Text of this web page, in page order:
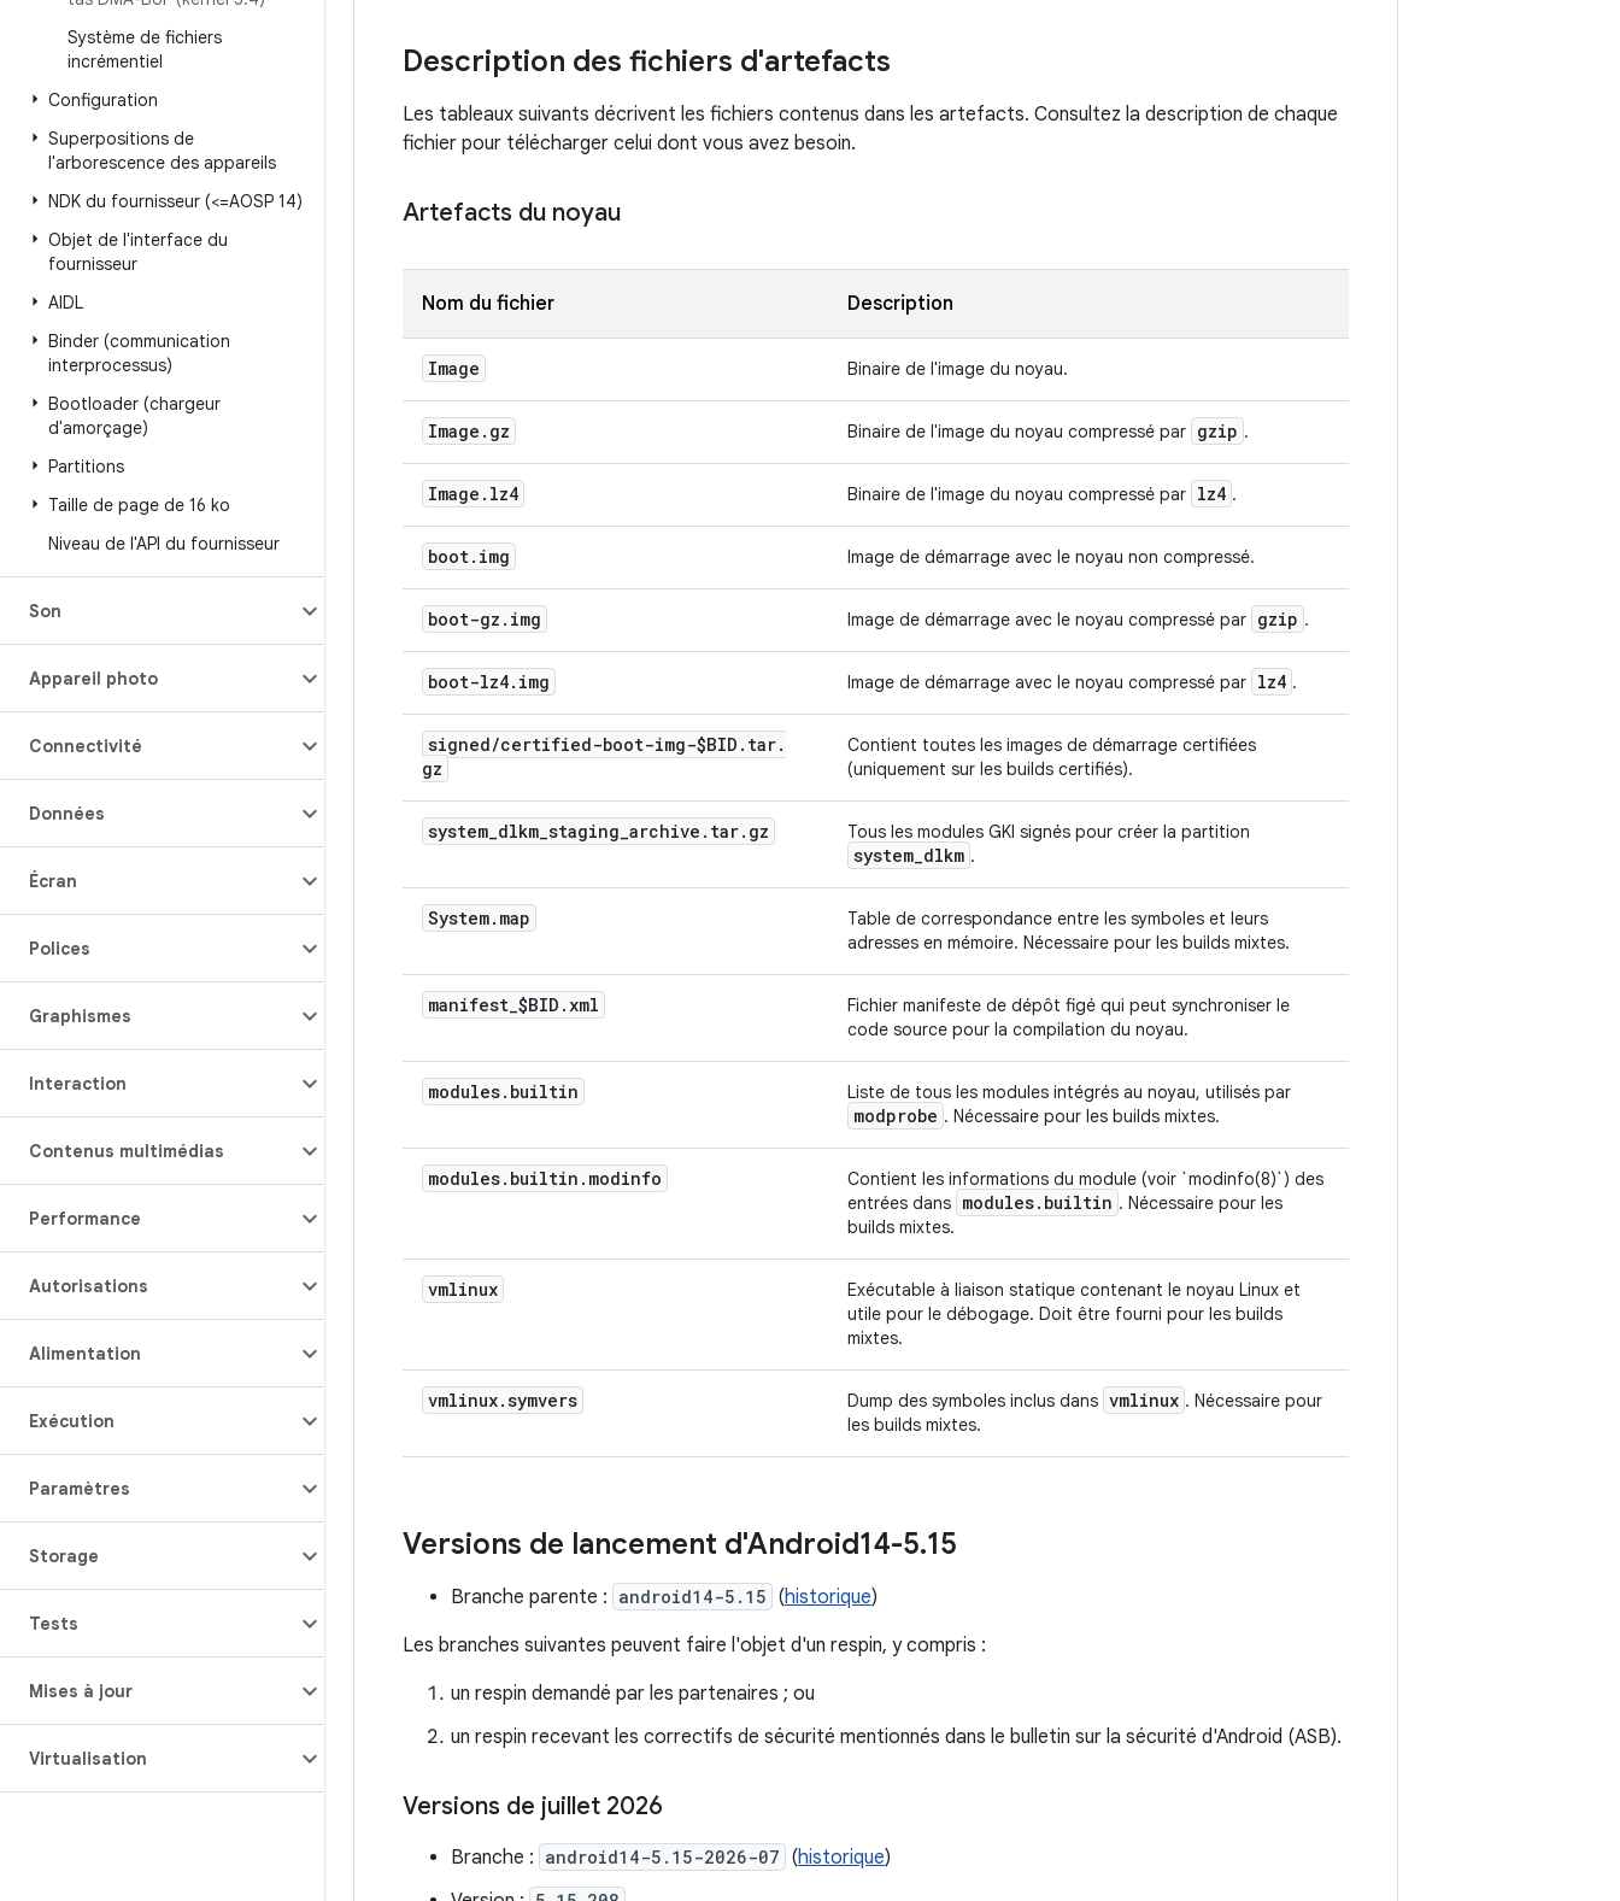
Système de fichiers
incrémentiel
Configuration
Superpositions de
l'arborescence des appareils
NDK du fournisseur (<=AOSP 14)
Objet de l'interface du
fournisseur
AIDL
Binder (communication
interprocessus)
Bootloader (chargeur
d'amorçage)
Partitions
Taille de page de 16 ko
Niveau de l'API du fournisseur
Son
Appareil photo
Connectivité
Données
Écran
Polices
Graphismes
Interaction
Contenus multimédias
Performance
Autorisations
Alimentation
Exécution
Paramètres
Storage
Tests
Mises à jour
Virtualisation
Description des fichiers d'artefacts
Les tableaux suivants décrivent les fichiers contenus dans les artefacts. Consultez la description de chaque
fichier pour télécharger celui dont vous avez besoin.
Artefacts du noyau
Nom du fichier Description
Image Binaire de l'image du noyau.
Image . gz Binaire de l'image du noyau compressé par gzip .
Image . lz4 Binaire de l'image du noyau compressé par lz4 .
boot. img Image de démarrage avec le noyau non compressé.
boot-gz . img Image de démarrage avec le noyau compressé par gzip .
boot-lz4. img Image de démarrage avec le noyau compressé par lz4 .
signed/certified-boot-img-$BID . tar.
gz
Contient toutes les images de démarrage certifiées
(uniquement sur les builds certifiés).
system_dlkm_staging_archive . tar. gz Tous les modules GKI signés pour créer la partition
system_dlkm .
System. map
Table de correspondance entre les symboles et leurs
adresses en mémoire. Nécessaire pour les builds mixtes.
manifest_$BID . xml
Fichier manifeste de dépôt figé qui peut synchroniser le
code source pour la compilation du noyau.
modules. builtin Liste de tous les modules intégrés au noyau, utilisés par
modprobe . Nécessaire pour les builds mixtes.
modules. builtin . modinfo
Contient les informations du module (voir `modinfo(8)`) des
entrées dans modules. builtin . Nécessaire pour les
builds mixtes.
vmlinux
Exécutable à liaison statique contenant le noyau Linux et
utile pour le débogage. Doit être fourni pour les builds
mixtes.
vmlinux.symvers Dump des symboles inclus dans vmlinux . Nécessaire pour
les builds mixtes.
Versions de lancement d'Android14-5.15
Branche parente : android14-5.15 (historique)
Les branches suivantes peuvent faire l'objet d'un respin, y compris :
un respin demandé par les partenaires ; ou
un respin recevant les correctifs de sécurité mentionnés dans le bulletin sur la sécurité d'Android (ASB).
Versions de juillet 2026
Branche : android14-5.15-2026-07 (historique)